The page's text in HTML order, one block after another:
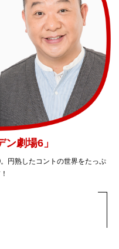
ン劇場6」
円熟したコントの世界をたっぷ